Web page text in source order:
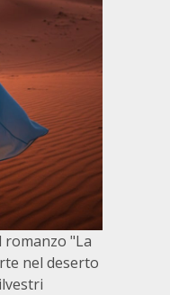
"La
nel deserto